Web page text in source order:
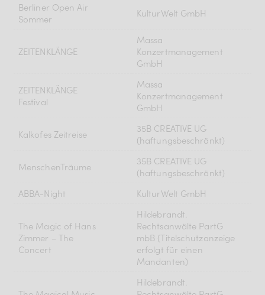
Berliner Open Air
Sommer
KulturWelt GmbH
ZEITENKLÄNGE
Massa
Konzertmanagement
GmbH
ZEITENKLÄNGE
Festival
Massa
Konzertmanagement
GmbH
Kalkofes Zeitreise
35B CREATIVE UG
(haftungsbeschränkt)
MenschenTräume
35B CREATIVE UG
(haftungsbeschränkt)
ABBA-Night
KulturWelt GmbH
The Magic of Hans
Zimmer – The
Concert
Hildebrandt.
Rechtsanwälte PartG
mbB (Titelschutzanzeige
erfolgt für einen
Mandanten)
Hildebrandt.